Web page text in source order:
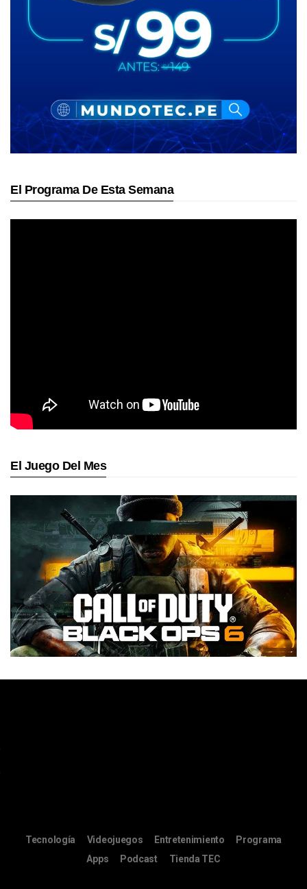
El Programa De Esta Semana
El Juego Del Mes
Tecnología Videojuegos Entretenimiento
Programa
Apps
Podcast Tienda TEC